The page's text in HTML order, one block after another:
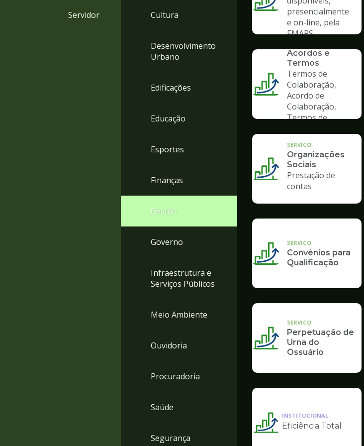
Servidor Cultura
Desenvolvimento
Urbano
Edificações
Educação
Esportes
Finanças
Gestão
Governo
Infraestrutura e
Serviços Públicos
Meio Ambiente
Ouvidoria
Procuradoria
Saúde
Segurança
presencialmente
e on-line, pela
EMAPS
SERVICO
Acordos e
Termos
Termos de
Colaboração,
Acordo de
Colaboração,
Termos de
SERVICO
Organizações
Sociais
Prestação de
contas
SERVICO
Convênios para
Qualificação
SERVICO
Perpetuação de
Urna do
Ossuário
Ilustração
INSTITUCIONAL
Eficiência Total